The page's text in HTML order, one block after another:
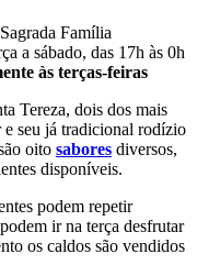
Família
a sábado, das 17h às 0h
às terças-feiras
Tereza, dois dos mais
seu já tradicional rodízio
oito sabores diversos,
disponíveis.
podem repetir
ir na terça desfrutar
os caldos são vendidos